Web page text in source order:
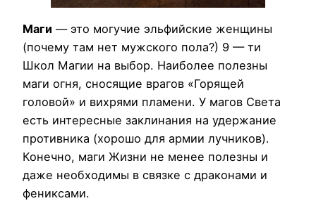
Маги — это могучие эльфийские женщины
(почему там нет мужского пола?) 9 — ти
Школ Магии на выбор. Наиболее полезны
маги огня, сносящие врагов «Горящей
головой» и вихрями пламени. У магов Света
есть интересные заклинания на удержание
противника (хорошо для армии лучников).
Конечно, маги Жизни не менее полезны и
даже необходимы в связке с драконами и
фениксами.